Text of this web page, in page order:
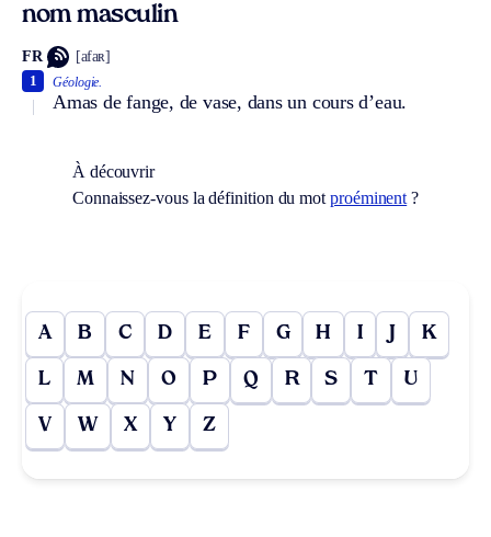
nom masculin
FR [afaʀ]
Géologie.
Amas de fange, de vase, dans un cours d’eau.
1
À découvrir
Connaissez-vous la définition du mot proéminent ?
A B C D E F G H I J K
L M N O P Q R S T U
V W X Y Z